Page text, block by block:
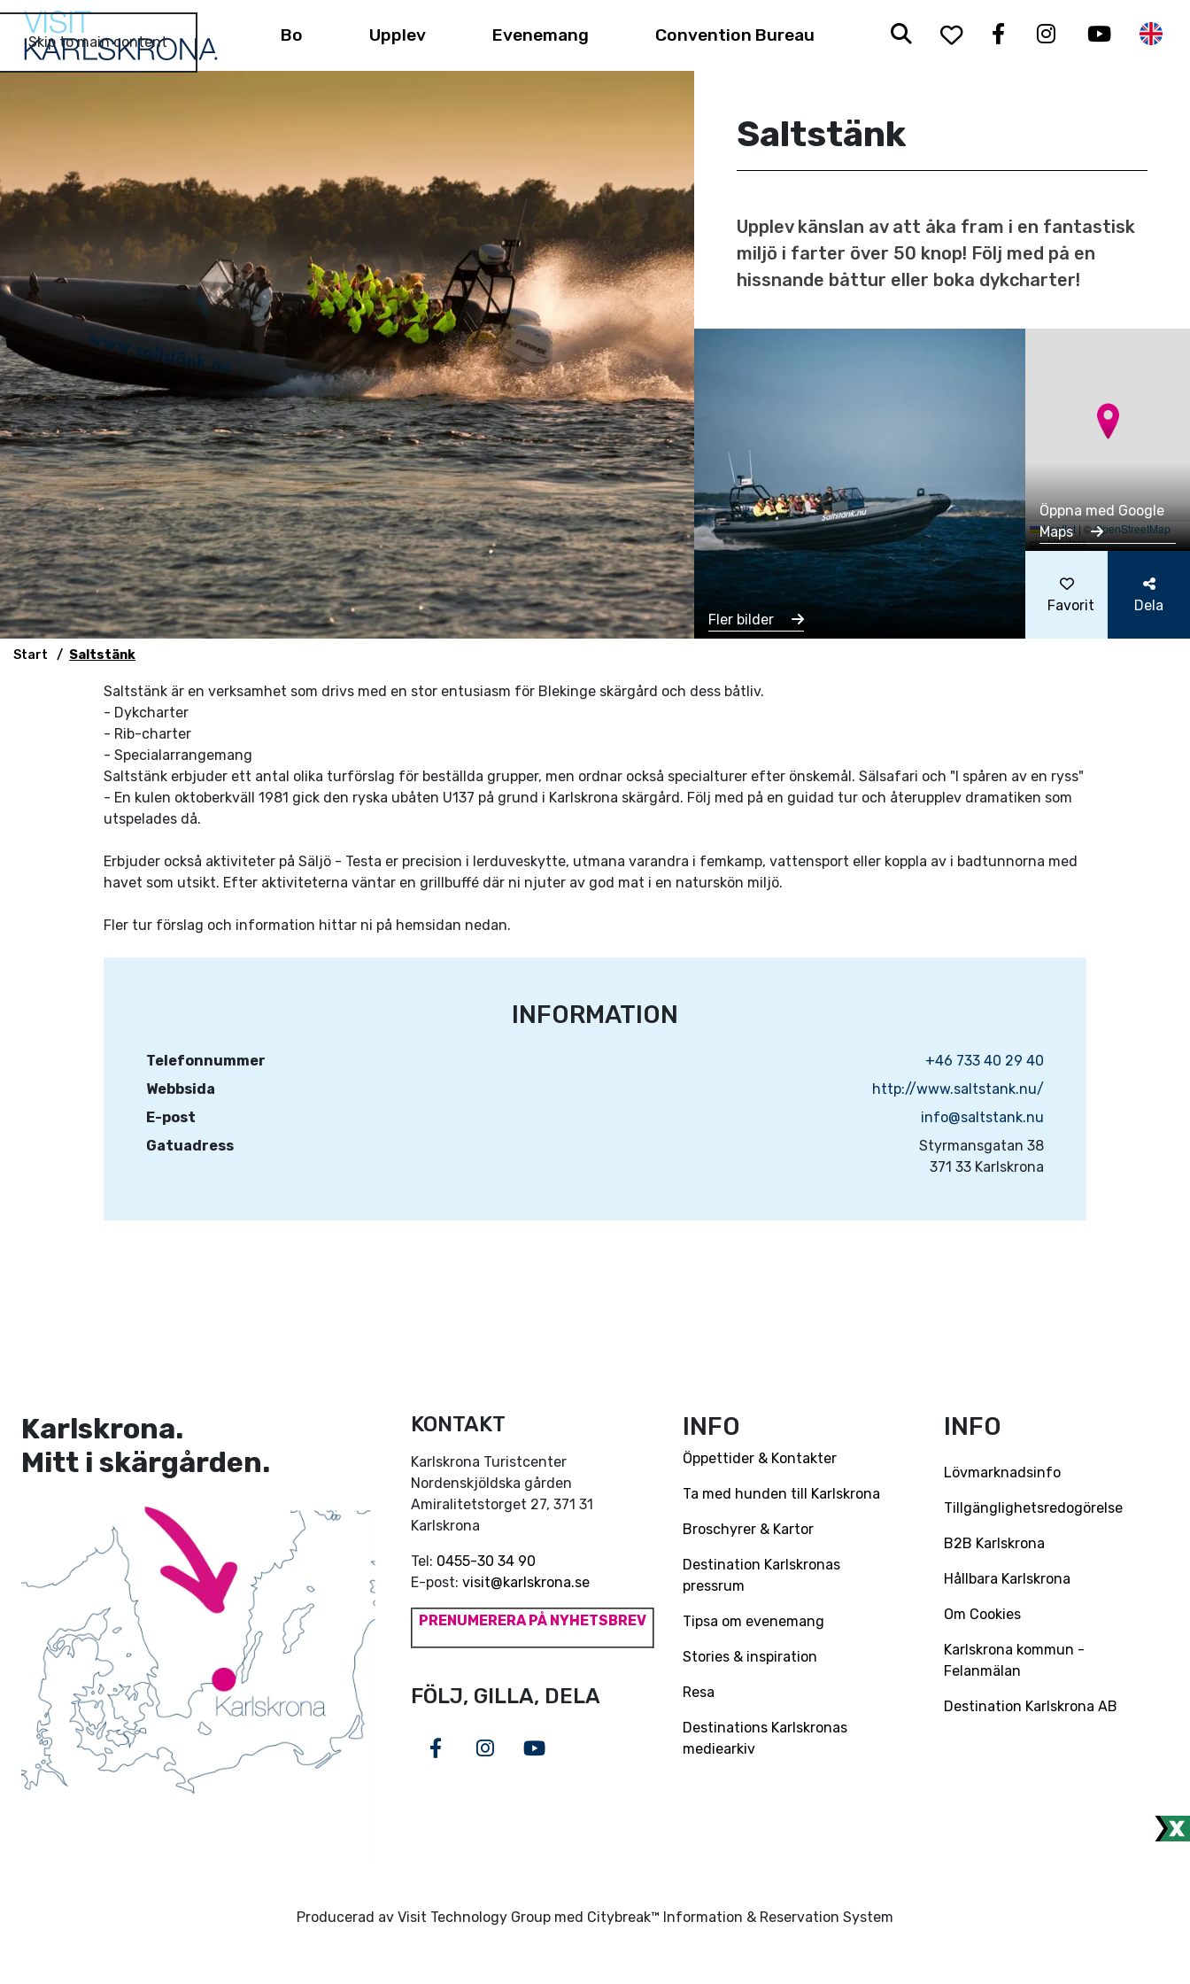
Skip to main content Bo Upplev Evenemang Convention Bureau Sök To your saved
Facebook
Instagram
Start Saltstänk
Saltstänk
Upplev känslan av att åka fram i en fantastisk
miljö i farter över 50 knop! Följ med på en
hissnande båttur eller boka dykcharter!
Fler bilder
Leaflet|©OpenStreetMap
contributors
Öppna med Google
Maps
Favorit Dela
Saltstänk är en verksamhet som drivs med en stor entusiasm för Blekinge skärgård och dess båtliv.
- Dykcharter
- Rib-charter
- Specialarrangemang
Saltstänk erbjuder ett antal olika turförslag för beställda grupper, men ordnar också specialturer efter önskemål. Sälsafari och "I spåren av en ryss"
- En kulen oktoberkväll 1981 gick den ryska ubåten U137 på grund i Karlskrona skärgård. Följ med på en guidad tur och återupplev dramatiken som
utspelades då.
Erbjuder också aktiviteter på Säljö - Testa er precision i lerduveskytte, utmana varandra i femkamp, vattensport eller koppla av i badtunnorna med
havet som utsikt. Efter aktiviteterna väntar en grillbuffé där ni njuter av god mat i en naturskön miljö.
Fler tur förslag och information hittar ni på hemsidan nedan.
INFORMATION
Telefonnummer
+46 733 40 29 40
Webbsida
http://www.saltstank.nu/
E-post
info@saltstank.nu
Gatuadress
Styrmansgatan 38
371 33 Karlskrona
Karlskrona.
Mitt i skärgården.
KONTAKT
Karlskrona Turistcenter
Nordenskjöldska gården
Amiralitetstorget 27, 371 31
Karlskrona
Tel: 0455-30 34 90
E-post: visit@karlskrona.se
PRENUMERERA PÅ NYHETSBREV
FÖLJ, GILLA, DELA
FacebookInstagram
Youtube
INFO
Öppettider & Kontakter
Ta med hunden till Karlskrona
Broschyrer & Kartor
Destination Karlskronas
pressrum
Tipsa om evenemang
Stories & inspiration
Resa
Destinations Karlskronas
mediearkiv
INFO
Lövmarknadsinfo
Tillgänglighetsredogörelse
B2B Karlskrona
Hållbara Karlskrona
Om Cookies
Karlskrona kommun -
Felanmälan
Destination Karlskrona AB
Producerad av Visit Technology Group med Citybreak™ Information & Reservation System